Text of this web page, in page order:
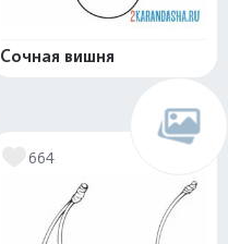
Сочная вишня
664